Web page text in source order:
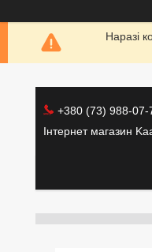
Наразі
+380 (73) 988-07-
Інтернет магазин